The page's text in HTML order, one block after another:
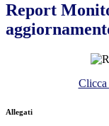
Report
Clicca
Allegati